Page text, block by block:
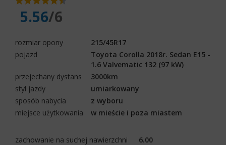
5.56/6
rozmiar opony
215/45R17
pojazd
Toyota Corolla 2018r. Sedan E15 -
1.6 Valvematic 132 (97 kW)
przejechany dystans
3000km
styl jazdy
umiarkowany
sposób nabycia
z wyboru
miejsce użytkowania
w mieście i poza miastem
zachowanie na suchej nawierzchni
6.00